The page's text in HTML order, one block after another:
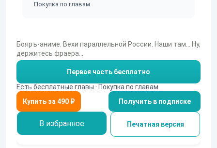
Покупка по главам
Бояръ-аниме. Вехи параллельной России. Наши там... Ну,
держитесь фраера...
Первая часть бесплатно
Есть бесплатные главы · Покупка по главам
Получить в подписке
В избранное Печатная версия